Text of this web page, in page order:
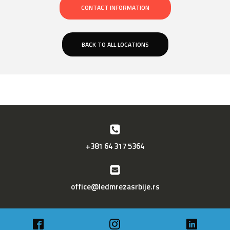
CONTACT INFORMATION
BACK TO ALL LOCATIONS
+381 64 317 5364
office@ledmrezasrbije.rs